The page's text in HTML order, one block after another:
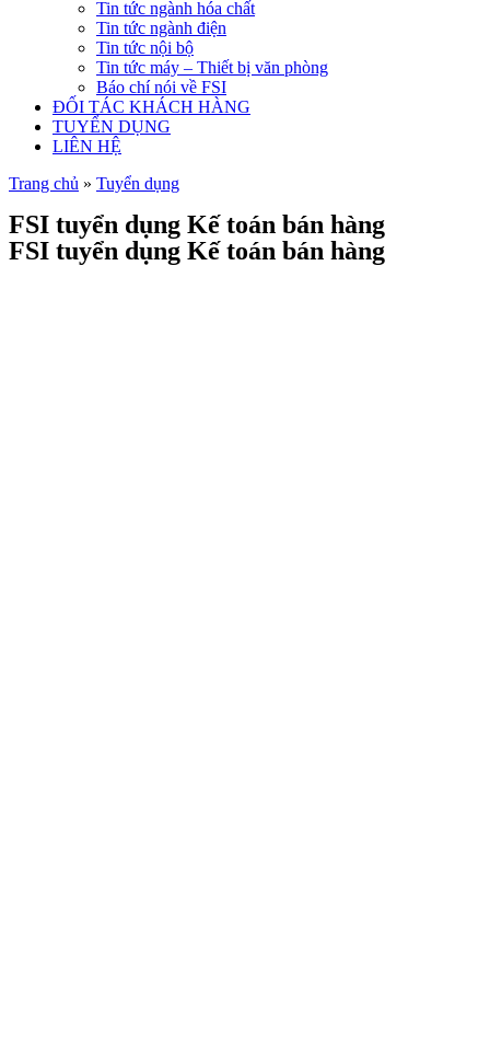
Tin tức ngành hóa chất
Tin tức ngành điện
Tin tức nội bộ
Tin tức máy – Thiết bị văn phòng
Báo chí nói về FSI
ĐỐI TÁC KHÁCH HÀNG
TUYỂN DỤNG
LIÊN HỆ
Trang chủ » Tuyển dụng
FSI tuyển dụng Kế toán bán hàng
FSI tuyển dụng Kế toán bán hàng